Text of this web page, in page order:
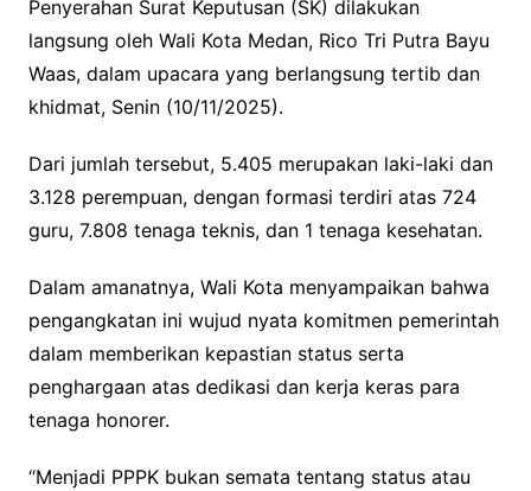
Penyerahan Surat Keputusan (SK) dilakukan
langsung oleh Wali Kota Medan, Rico Tri Putra Bayu
Waas, dalam upacara yang berlangsung tertib dan
khidmat, Senin (10/11/2025).
Dari jumlah tersebut, 5.405 merupakan laki-laki dan
3.128 perempuan, dengan formasi terdiri atas 724
guru, 7.808 tenaga teknis, dan 1 tenaga kesehatan.
Dalam amanatnya, Wali Kota menyampaikan bahwa
pengangkatan ini wujud nyata komitmen pemerintah
dalam memberikan kepastian status serta
penghargaan atas dedikasi dan kerja keras para
tenaga honorer.
“Menjadi PPPK bukan semata tentang status atau